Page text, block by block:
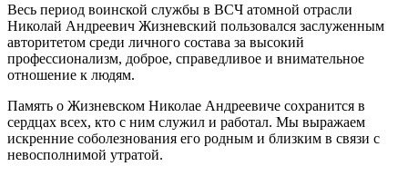
Весь период воинской службы в ВСЧ атомной отрасли
Николай Андреевич Жизневский пользовался заслуженным
авторитетом среди личного состава за высокий
профессионализм, доброе, справедливое и внимательное
отношение к людям.
Память о Жизневском Николае Андреевиче сохранится в
сердцах всех, кто с ним служил и работал. Мы выражаем
искренние соболезнования его родным и близким в связи с
невосполнимой утратой.